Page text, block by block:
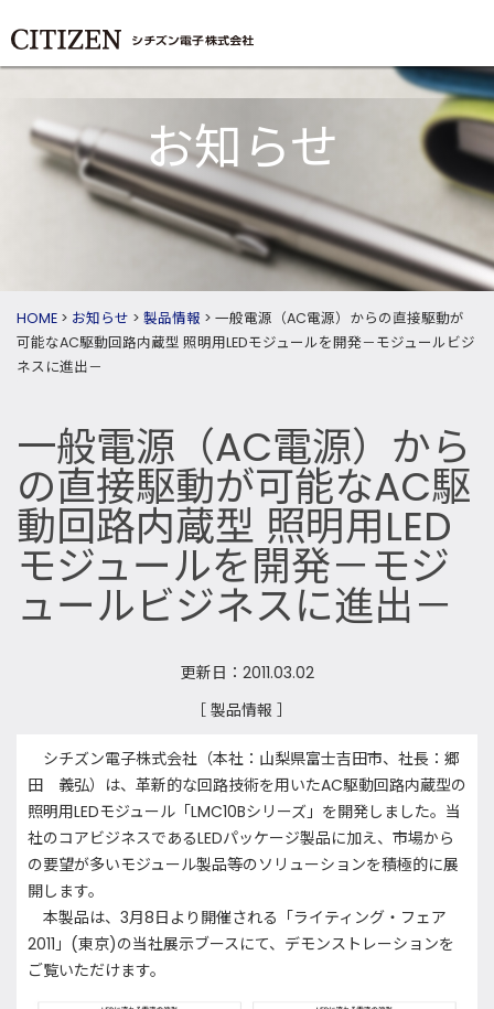
お知らせ
HOME > お知らせ > 製品情報 > 一般電源（AC電源）からの直接駆動が
可能なAC駆動回路内蔵型 照明用LEDモジュールを開発－モジュールビジ
ネスに進出－
一般電源（AC電源）から
の直接駆動が可能なAC駆
動回路内蔵型 照明用LED
モジュールを開発－モジ
ュールビジネスに進出－
更新日：2011.03.02
［ 製品情報 ］
シチズン電子株式会社（本社：山梨県富士吉田市、社長：郷
田 義弘）は、革新的な回路技術を用いたAC駆動回路内蔵型の
照明用LEDモジュール「LMC10Bシリーズ」を開発しました。当
社のコアビジネスであるLEDパッケージ製品に加え、市場から
の要望が多いモジュール製品等のソリューションを積極的に展
開します。
本製品は、3月8日より開催される「ライティング・フェア
2011」(東京)の当社展示ブースにて、デモンストレーションを
ご覧いただけます。